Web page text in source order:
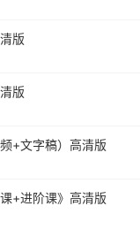
版
版
+文字稿）高清版
+进阶课》高清版